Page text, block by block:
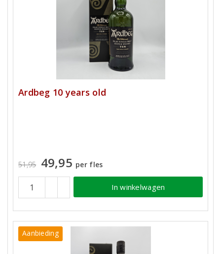
Ardbeg 10 years old
51,95 49,95 per fles
In winkelwagen
Aanbieding